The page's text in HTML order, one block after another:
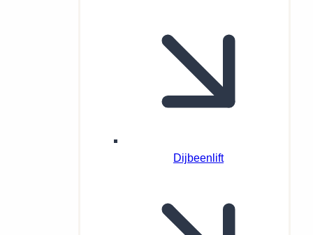
Dijbeenlift